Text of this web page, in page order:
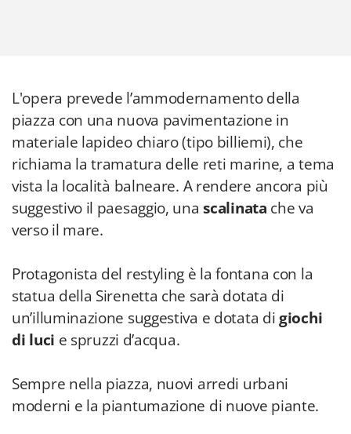
L'opera prevede l’ammodernamento della
piazza con una nuova pavimentazione in
materiale lapideo chiaro (tipo billiemi), che
richiama la tramatura delle reti marine, a tema
vista la località balneare. A rendere ancora più
suggestivo il paesaggio, una scalinata che va
verso il mare.
Protagonista del restyling è la fontana con la
statua della Sirenetta che sarà dotata di
un’illuminazione suggestiva e dotata digiochi
di luci e spruzzi d’acqua.
Sempre nella piazza, nuovi arredi urbani
moderni e la piantumazione di nuove piante.